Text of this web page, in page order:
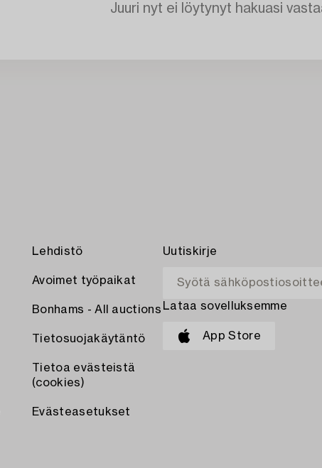
Juuri nyt ei löytynyt hakuasi
Lehdistö
Avoimet työpaikat
Bonhams - All auctions
Tietosuojakäytäntö
Tietoa evästeistä
(cookies)
Evästeasetukset
Uutiskirje
Lataa sovelluksemme
App Store